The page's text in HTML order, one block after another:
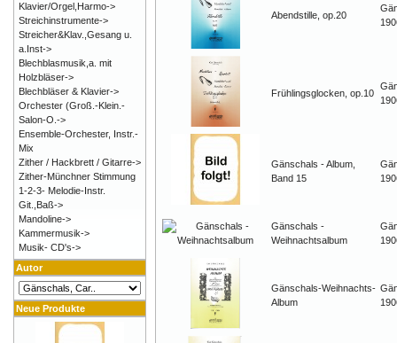
Abendstille, op.20
Frühlingsglocken, op.10
Gänschals - Album,
Band 15
Gänschals -
Weihnachtsalbum
Gänschals-Weihnachts-
Album
Klavier/Orgel,Harmo->
Streichinstrumente->
Streicher&Klav.,Gesang u.
a.Inst->
Blechblasmusik,a. mit
Holzbläser->
Blechbläser & Klavier->
Orchester (Groß.-Klein.-
Salon-O.->
Ensemble-Orchester, Instr.-
Mix
Zither / Hackbrett / Gitarre->
Zither-Münchner Stimmung
1-2-3- Melodie-Instr.
Git.,Baß->
Mandoline->
Kammermusik->
Musik- CD's->
Autor
Neue Produkte